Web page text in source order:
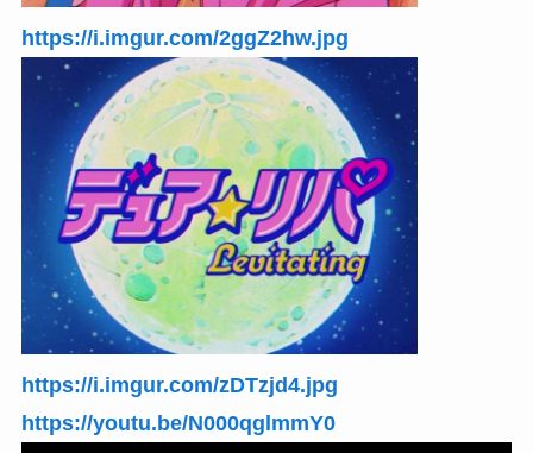
https://i.imgur.com/2ggZ2hw.jpg
https://i.imgur.com/zDTzjd4.jpg
https://youtu.be/N000qglmmY0